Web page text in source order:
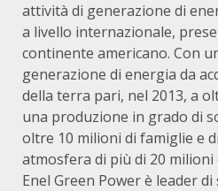
attività di generazione di
a livello internazionale,
continente americano. Con
generazione di energia da
della terra pari, nel 2013, a
una produzione in grado di
oltre 10 milioni di famiglie e
atmosfera di più di 20 milioni
Enel Green Power è leader